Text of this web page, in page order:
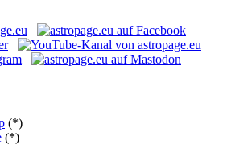
(*)
(*)